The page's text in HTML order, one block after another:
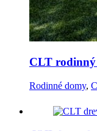
CLT
Rodinné domy,